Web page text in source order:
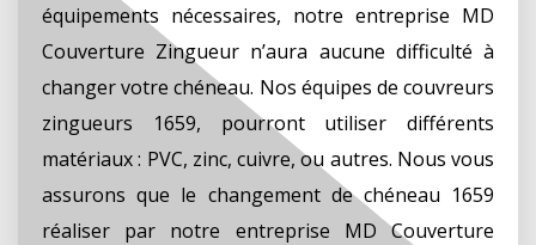
équipements nécessaires, notre entreprise MD
Couverture Zingueur n’aura aucune difficulté à
changer votre chéneau. Nos équipes de couvreurs
zingueurs 1659, pourront utiliser différents
matériaux : PVC, zinc, cuivre, ou autres. Nous vous
assurons que le changement de chéneau 1659
réaliser par notre entreprise MD Couverture